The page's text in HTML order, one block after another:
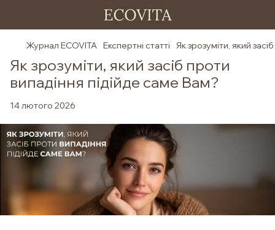
Журнал ECOVITA Експертні статті Як зрозуміти, який
Як зрозуміти, який засіб проти
випадіння підійде саме Вам?
14 лютого 2026